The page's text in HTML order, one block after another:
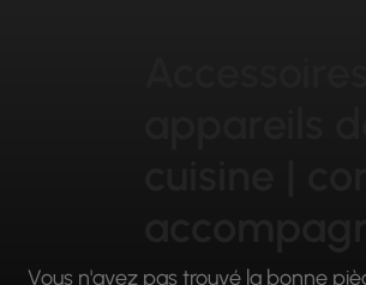
Vous n'avez pas trouvé la bonne